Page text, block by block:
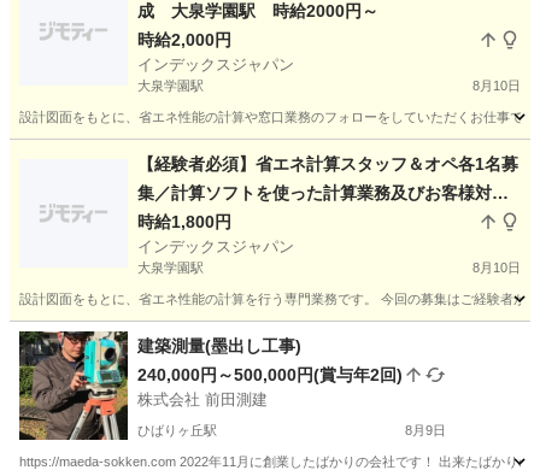
成 大泉学園駅 時給2000円～
時給2,000円
インデックスジャパン
大泉学園駅 8月10日
設計図面をもとに、省エネ性能の計算や窓口業務のフォローをしていただくお仕事で
大泉学園駅 建築 図面
【経験者必須】省エネ計算スタッフ＆オペ各1名募
集／計算ソフトを使った計算業務及びお客様対応
／時給2000円
時給1,800円
インデックスジャパン
大泉学園駅 8月10日
設計図面をもとに、省エネ性能の計算を行う専門業務です。 今回の募集はご経験者
東京 練馬区 大泉学園駅 生産管理
建築測量(墨出し工事)
240,000円～500,000円(賞与年2回)
株式会社 前田測建
ひばりヶ丘駅 8月9日
https://maeda-sokken.com 2022年11月に創業したばかりの会社です！ 出来たばかり